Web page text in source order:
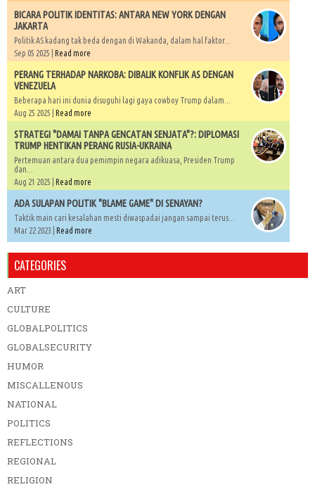
BICARA POLITIK IDENTITAS: ANTARA NEW YORK DENGAN
JAKARTA
Politik AS kadang tak beda dengan di Wakanda, dalam hal faktor...
Sep 05 2025 | Read more
PERANG TERHADAP NARKOBA: DIBALIK KONFLIK AS DENGAN
VENEZUELA
Beberapa hari ini dunia disuguhi lagi gaya cowboy Trump dalam...
Aug 25 2025 | Read more
STRATEGI "DAMAI TANPA GENCATAN SENJATA"?: DIPLOMASI
TRUMP HENTIKAN PERANG RUSIA-UKRAINA
Pertemuan antara dua pemimpin negara adikuasa, Presiden Trump
dan...
Aug 21 2025 | Read more
ADA SULAPAN POLITIK "BLAME GAME" DI SENAYAN?
Taktik main cari kesalahan mesti diwaspadai jangan sampai terus...
Mar 22 2023 | Read more
CATEGORIES
ART
CULTURE
GLOBALPOLITICS
GLOBALSECURITY
HUMOR
MISCALLENOUS
NATIONAL
POLITICS
REFLECTIONS
REGIONAL
RELIGION